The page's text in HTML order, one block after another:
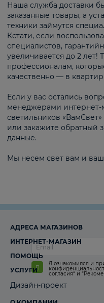
Наша служба доставки
заказанные товары, а
техники займутся
Кстати, если
специалистов,
увеличивается до 2 лет!
профессионалам,
качественно — в
Если у вас остались
менеджерами интернет-
светильников
или закажите обратный
данные.
Мы несем свет вам и
Я ознакомился и
согласия“ и
АДРЕСА МАГАЗИНОВ
ИНТЕРНЕТ-МАГАЗИН
ПОМОЩЬ
УСЛУГИ
Дизайн-проект